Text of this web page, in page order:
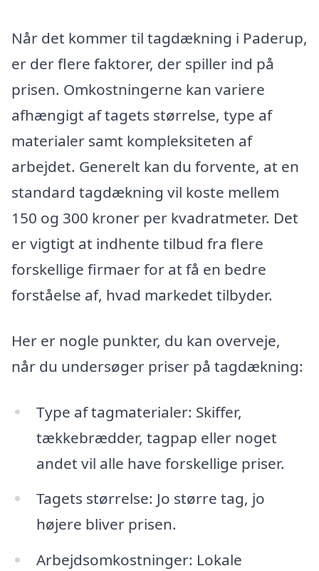
Når det kommer til tagdækning i Paderup,
er der flere faktorer, der spiller ind på
prisen. Omkostningerne kan variere
afhængigt af tagets størrelse, type af
materialer samt kompleksiteten af
arbejdet. Generelt kan du forvente, at en
standard tagdækning vil koste mellem
150 og 300 kroner per kvadratmeter. Det
er vigtigt at indhente tilbud fra flere
forskellige firmaer for at få en bedre
forståelse af, hvad markedet tilbyder.
Her er nogle punkter, du kan overveje,
når du undersøger priser på tagdækning:
Type af tagmaterialer: Skiffer,
tækkebrædder, tagpap eller noget
andet vil alle have forskellige priser.
Tagets størrelse: Jo større tag, jo
højere bliver prisen.
Arbejdsomkostninger: Lokale